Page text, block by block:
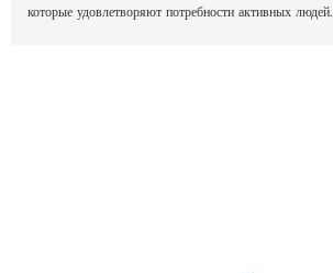
которые удовлетворяют потребности активных людей.